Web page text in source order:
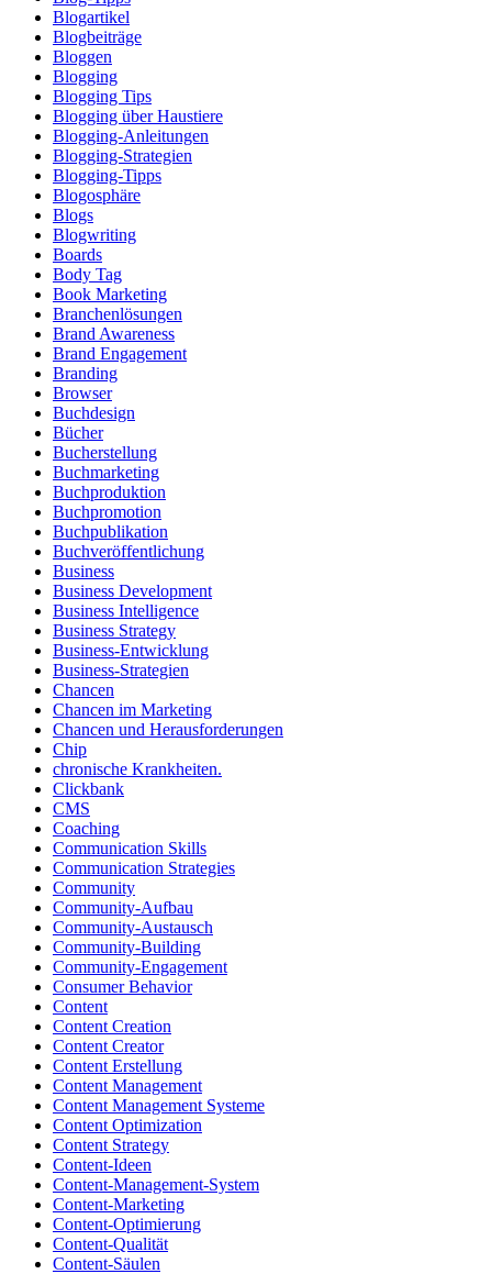
Blogartikel
Blogbeiträge
Bloggen
Blogging
Blogging Tips
Blogging über Haustiere
Blogging-Anleitungen
Blogging-Strategien
Blogging-Tipps
Blogosphäre
Blogs
Blogwriting
Boards
Body Tag
Book Marketing
Branchenlösungen
Brand Awareness
Brand Engagement
Branding
Browser
Buchdesign
Bücher
Bucherstellung
Buchmarketing
Buchproduktion
Buchpromotion
Buchpublikation
Buchveröffentlichung
Business
Business Development
Business Intelligence
Business Strategy
Business-Entwicklung
Business-Strategien
Chancen
Chancen im Marketing
Chancen und Herausforderungen
Chip
chronische Krankheiten.
Clickbank
CMS
Coaching
Communication Skills
Communication Strategies
Community
Community-Aufbau
Community-Austausch
Community-Building
Community-Engagement
Consumer Behavior
Content
Content Creation
Content Creator
Content Erstellung
Content Management
Content Management Systeme
Content Optimization
Content Strategy
Content-Ideen
Content-Management-System
Content-Marketing
Content-Optimierung
Content-Qualität
Content-Säulen